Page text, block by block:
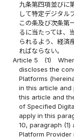
九条第四項並びに
して特定デジタル
この条及び次条第
るに当たっては、
られるよう、経済
ればならない。
Article 5
(1)
discloses the
Platforms
in this article and
this article and
of Specified
apply in this
10, paragraph
Platform